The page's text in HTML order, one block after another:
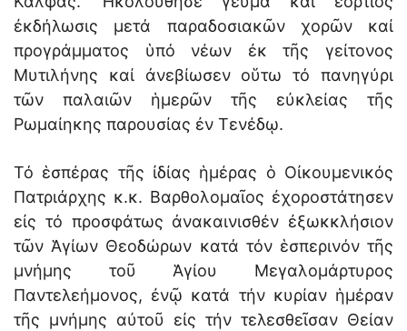
ἐκδήλωσις μετά παραδοσιακῶν χορῶν καί
προγράμματος ὑπό νέων ἐκ τῆς γείτονος
Μυτιλήνης καί ἀνεβίωσεν οὕτω τό πανηγύρι
τῶν παλαιῶν ἡμερῶν τῆς εὐκλείας τῆς
Ρωμαίηκης παρουσίας ἐν Τενέδῳ.
Τό ἑσπέρας τῆς ἰδίας ἡμέρας ὁ Οἰκουμενικός
Πατριάρχης κ.κ. Βαρθολομαῖος ἐχοροστάτησεν
εἰς τό προσφάτως ἀνακαινισθέν ἐξωκκλήσιον
τῶν Ἁγίων Θεοδώρων κατά τόν ἑσπερινόν τῆς
μνήμης τοῦ Ἁγίου Μεγαλομάρτυρος
Παντελεήμονος, ἐνῷ κατά τήν κυρίαν ἡμέραν
τῆς μνήμης αὐτοῦ εἰς τήν τελεσθεῖσαν Θείαν